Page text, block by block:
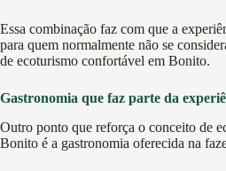
Essa combinação faz com que a
para quem normalmente não se
de ecoturismo confortável em Bonito.
Gastronomia que faz parte da
Outro ponto que reforça o conceito de
Bonito é a gastronomia oferecida na